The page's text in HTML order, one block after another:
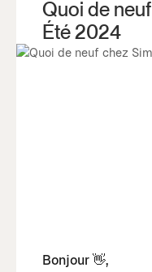
Quoi de
Été 2024
Bonjour 👋,